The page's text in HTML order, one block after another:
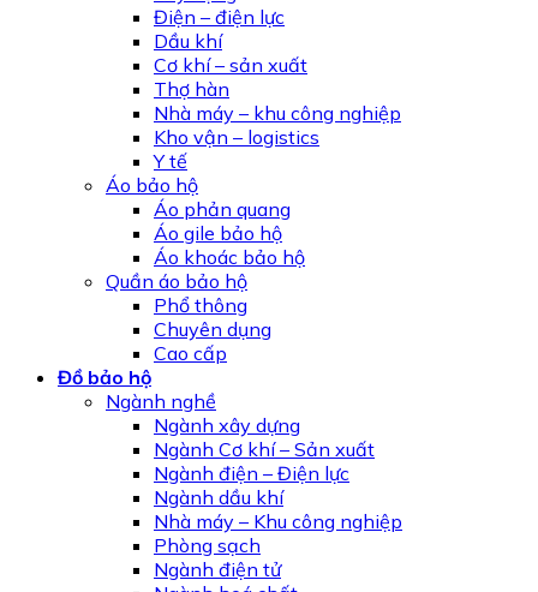
Điện – điện lực
Dầu khí
Cơ khí – sản xuất
Thợ hàn
Nhà máy – khu công nghiệp
Kho vận – logistics
Y tế
Áo bảo hộ
Áo phản quang
Áo gile bảo hộ
Áo khoác bảo hộ
Quần áo bảo hộ
Phổ thông
Chuyên dụng
Cao cấp
Đồ bảo hộ
Ngành nghề
Ngành xây dựng
Ngành Cơ khí – Sản xuất
Ngành điện – Điện lực
Ngành dầu khí
Nhà máy – Khu công nghiệp
Phòng sạch
Ngành điện tử